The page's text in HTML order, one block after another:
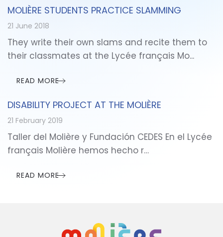
MOLIÈRE STUDENTS PRACTICE SLAMMING
21 June 2018
They write their own slams and recite them to
their classmates at the Lycée français Mo...
READ MORE
DISABILITY PROJECT AT THE MOLIÈRE
21 February 2019
Taller del Molière y Fundación CEDES En el Lycée
français Molière hemos hecho r…
READ MORE